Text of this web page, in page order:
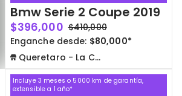
Bmw Serie 2 Coupe 2019
$396,000 $410,000
Enganche desde: $80,000*
Queretaro - La Capilla
Incluye 3 meses o 5000 km de garantía,
extensible a 1 año*